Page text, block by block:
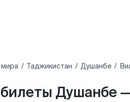
Таджикистан Душанбе
Душанбе